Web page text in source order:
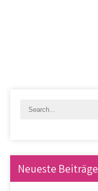
Neueste Beiträge